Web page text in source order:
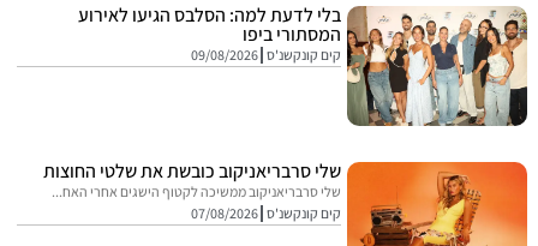
בלי לדעת למה: הסלבס הגיעו לאירוע
המסתורי ביפו
קים קונקשנ'ס 09/08/2026
שלי סרבריאניקוב כובשת את שלטי החוצות
שלי סרבריאניקוב ממשיכה לקטוף הישגים אחרי האח...
קים קונקשנ'ס 07/08/2026